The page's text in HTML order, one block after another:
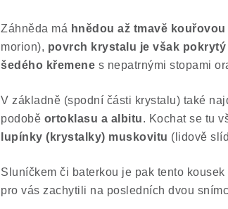
Záhněda má hnědou až tmavě kouřovou
morion), povrch krystalu je však
šedého křemene s nepatrnými stopami
V základně (spodní části krystalu) také
podobě ortoklasu a albitu. Kochat se tu
lupínky (krystalky) muskovitu (lidově
Sluníčkem či baterkou je pak tento kousek
pro vás zachytili na posledních dvou